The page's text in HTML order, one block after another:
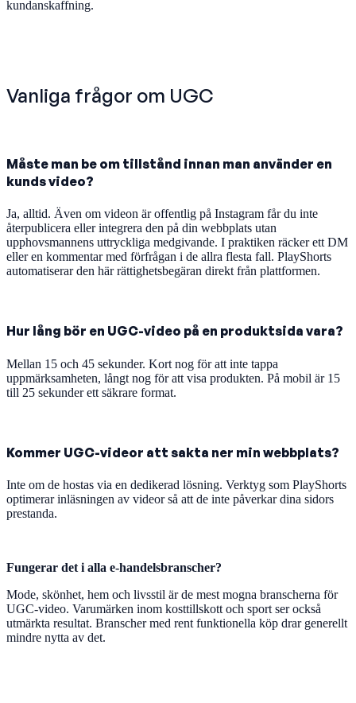
kundanskaffning.
Vanliga frågor om UGC
Måste man be om tillstånd innan man använder en
kunds video?
Ja, alltid. Även om videon är offentlig på Instagram får du inte
återpublicera eller integrera den på din webbplats utan
upphovsmannens uttryckliga medgivande. I praktiken räcker ett DM
eller en kommentar med förfrågan i de allra flesta fall. PlayShorts
automatiserar den här rättighetsbegäran direkt från plattformen.
Hur lång bör en UGC-video på en produktsida vara?
Mellan 15 och 45 sekunder. Kort nog för att inte tappa
uppmärksamheten, långt nog för att visa produkten. På mobil är 15
till 25 sekunder ett säkrare format.
Kommer UGC-videor att sakta ner min webbplats?
Inte om de hostas via en dedikerad lösning. Verktyg som PlayShorts
optimerar inläsningen av videor så att de inte påverkar dina sidors
prestanda.
Fungerar det i alla e-handelsbranscher?
Mode, skönhet, hem och livsstil är de mest mogna branscherna för
UGC-video. Varumärken inom kosttillskott och sport ser också
utmärkta resultat. Branscher med rent funktionella köp drar generellt
mindre nytta av det.